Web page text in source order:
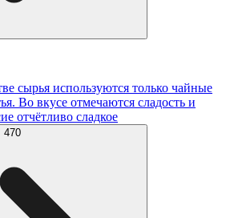
сырья используются только чайные
Во вкусе отмечаются сладость и
отчётливо сладкое
470